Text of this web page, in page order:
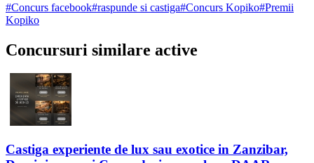
#Concurs facebook#raspunde si castiga#Concurs Kopiko#Premii
Kopiko
Concursuri similare active
Castiga experiente de lux sau exotice in Zanzibar,